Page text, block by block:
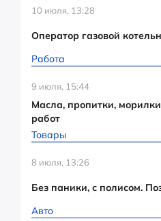
10 июля, 13:28
Оператор газовой
Работа
9 июля, 15:44
Масла, пропитки,
работ
Товары
8 июля, 13:26
Без паники, с полисом.
Авто